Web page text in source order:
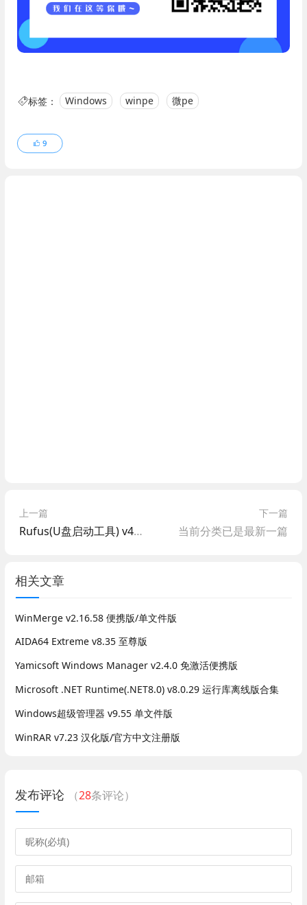
标签： Windows winpe 微pe
9
上一篇
Rufus(U盘启动工具) v4.15 便携版
下一篇
当前分类已是最新一篇
相关文章
WinMerge v2.16.58 便携版/单文件版
AIDA64 Extreme v8.35 至尊版
Yamicsoft Windows Manager v2.4.0 免激活便携版
Microsoft .NET Runtime(.NET8.0) v8.0.29 运行库离线版合集
Windows超级管理器 v9.55 单文件版
WinRAR v7.23 汉化版/官方中文注册版
发布评论 （28条评论）